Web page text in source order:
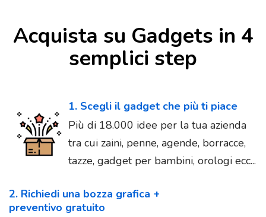
Acquista su Gadgets in 4
semplici step
1. Scegli il gadget che più ti piace
Più di 18.000 idee per la tua azienda
tra cui zaini, penne, agende, borracce,
tazze, gadget per bambini, orologi ecc...
2. Richiedi una bozza grafica +
preventivo gratuito